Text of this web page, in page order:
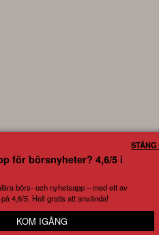
kan inte ha fel?
för börsnyheter? 4,6/5 i
börs- och nyhetsapp – med ett av
4,6/5. Helt gratis att använda!
KOM IGÅNG
STÄNG